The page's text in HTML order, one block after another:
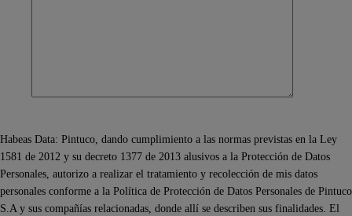
Habeas Data: Pintuco, dando cumplimiento a las normas previstas en la Ley
1581 de 2012 y su decreto 1377 de 2013 alusivos a la Protección de Datos
Personales, autorizo a realizar el tratamiento y recolección de mis datos
personales conforme a la Política de Protección de Datos Personales de Pintuco
S.A y sus compañías relacionadas, donde allí se describen sus finalidades. El